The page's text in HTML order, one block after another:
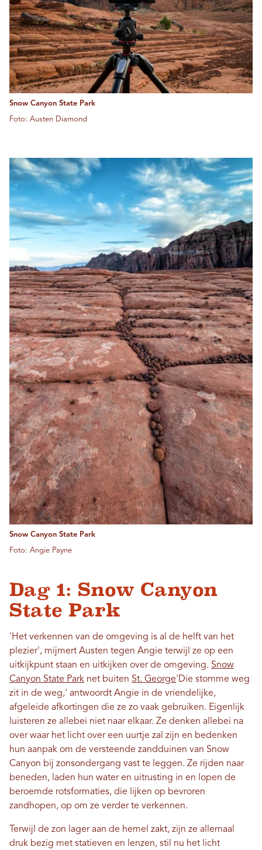
Snow Canyon State Park
Foto: Austen Diamond
Snow Canyon State Park
Foto: Angie Payne
Dag 1: Snow Canyon
State Park
'Het verkennen van de omgeving is al de helft van het
plezier', mijmert Austen tegen Angie terwijl ze op een
uitkijkpunt staan ​​en uitkijken over de omgeving. Snow
Canyon State Park net buiten St. George'Die stomme weg
zit in de weg,' antwoordt Angie in de vriendelijke,
afgeleide afkortingen die ze zo vaak gebruiken. Eigenlijk
luisteren ze allebei niet naar elkaar. Ze denken allebei na
over waar het licht over een uurtje zal zijn en bedenken
hun aanpak om de versteende zandduinen van Snow
Canyon bij zonsondergang vast te leggen. Ze rijden naar
beneden, laden hun water en uitrusting in en lopen de
beroemde rotsformaties, die lijken op bevroren
zandhopen, op om ze verder te verkennen.
Terwijl de zon lager aan de hemel zakt, zijn ze allemaal
druk bezig met statieven en lenzen, stil nu het licht